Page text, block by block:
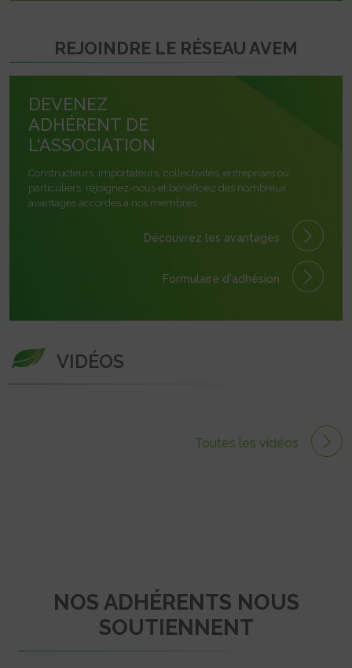
REJOINDRE LE RÉSEAU AVEM
DEVENEZ
ADHÉRENT DE
L'ASSOCIATION
Constructeurs, importateurs, collectivités, entreprises ou
particuliers, rejoignez-nous et bénéficiez des nombreux
avantages accordés à nos membres.
Découvrez les avantages
Formulaire d'adhésion
VIDÉOS
Toutes les vidéos
NOS ADHÉRENTS NOUS
SOUTIENNENT